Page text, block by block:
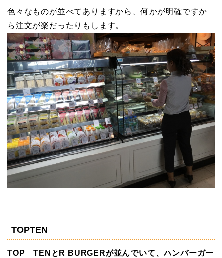
色々なものが並べてありますから、何かが明確ですか
ら注文が楽だったりもします。
TOPTEN
TOP TENとR BURGERが並んでいて、ハンバーガー